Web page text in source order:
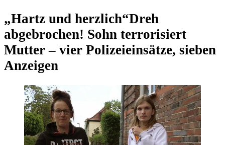
„Hartz und herzlich“Dreh
abgebrochen! Sohn terrorisiert
Mutter – vier Polizeieinsätze, sieben
Anzeigen